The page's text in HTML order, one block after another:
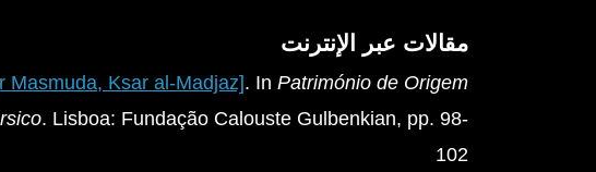
مقالات عبر الإنترنت
Masmuda, Ksar al-Madjaz]. In Património de Origem
. Lisboa: Fundação Calouste Gulbenkian, pp. 98-
102